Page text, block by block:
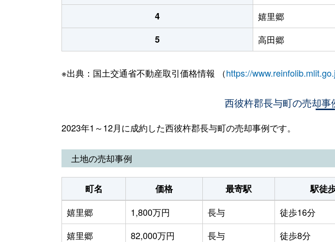
4
嬉里郷
5
高田郷
※出典：国土交通省不動産取引価格情報 （https://
西彼杵郡長与町の売却事
2023年1～12月に成約した西彼杵郡長与町の売却事例です。
土地の売却事例
町名 価格 最寄駅 駅徒
嬉里郷
1,800万円 長与 徒歩16分
嬉里郷
82,000万円 長与 徒歩8分